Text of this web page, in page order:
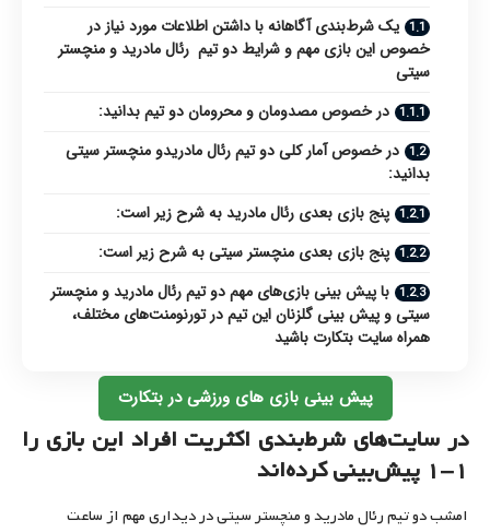
یک شرط‌بندی آگاهانه با داشتن اطلاعات مورد نیاز در
خصوص این بازی مهم و شرایط دو تیم رئال مادرید و منچستر
سیتی
در خصوص مصدومان و محرومان دو تیم بدانید:
در خصوص آمار کلی دو تیم رئال مادریدو منچستر سیتی
بدانید:
پنج بازی بعدی رئال مادرید به شرح زیر است:
پنج بازی بعدی منچستر سیتی به شرح زیر است:
با پیش بینی بازی‌های مهم دو تیم رئال مادرید و منچستر
سیتی و پیش بینی گلزنان این تیم در تورنومنت‌های مختلف،
همراه سایت بتکارت باشید
پیش بینی بازی های ورزشی در بتکارت
در سایت‌های شرط‌بندی اکثریت افراد این بازی را
۱-۱ پیش‌بینی کرده‌اند
امشب دو تیم رئال مادرید و منچستر سیتی در دیداری مهم از ساعت